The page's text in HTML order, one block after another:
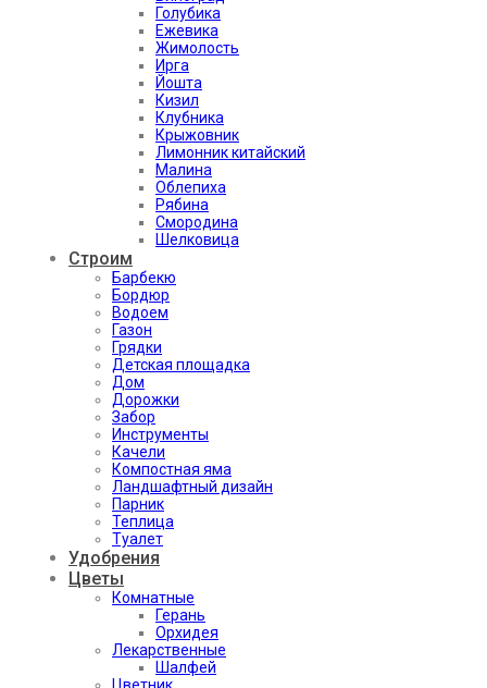
Голубика
Ежевика
Жимолость
Ирга
Йошта
Кизил
Клубника
Крыжовник
Лимонник китайский
Малина
Облепиха
Рябина
Смородина
Шелковица
Строим
Барбекю
Бордюр
Водоем
Газон
Грядки
Детская площадка
Дом
Дорожки
Забор
Инструменты
Качели
Компостная яма
Ландшафтный дизайн
Парник
Теплица
Туалет
Удобрения
Цветы
Комнатные
Герань
Орхидея
Лекарственные
Шалфей